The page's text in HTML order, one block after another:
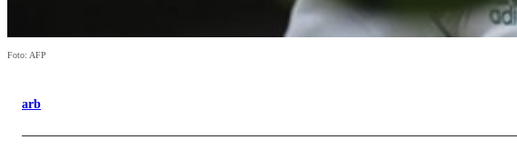
Foto: AFP
arb